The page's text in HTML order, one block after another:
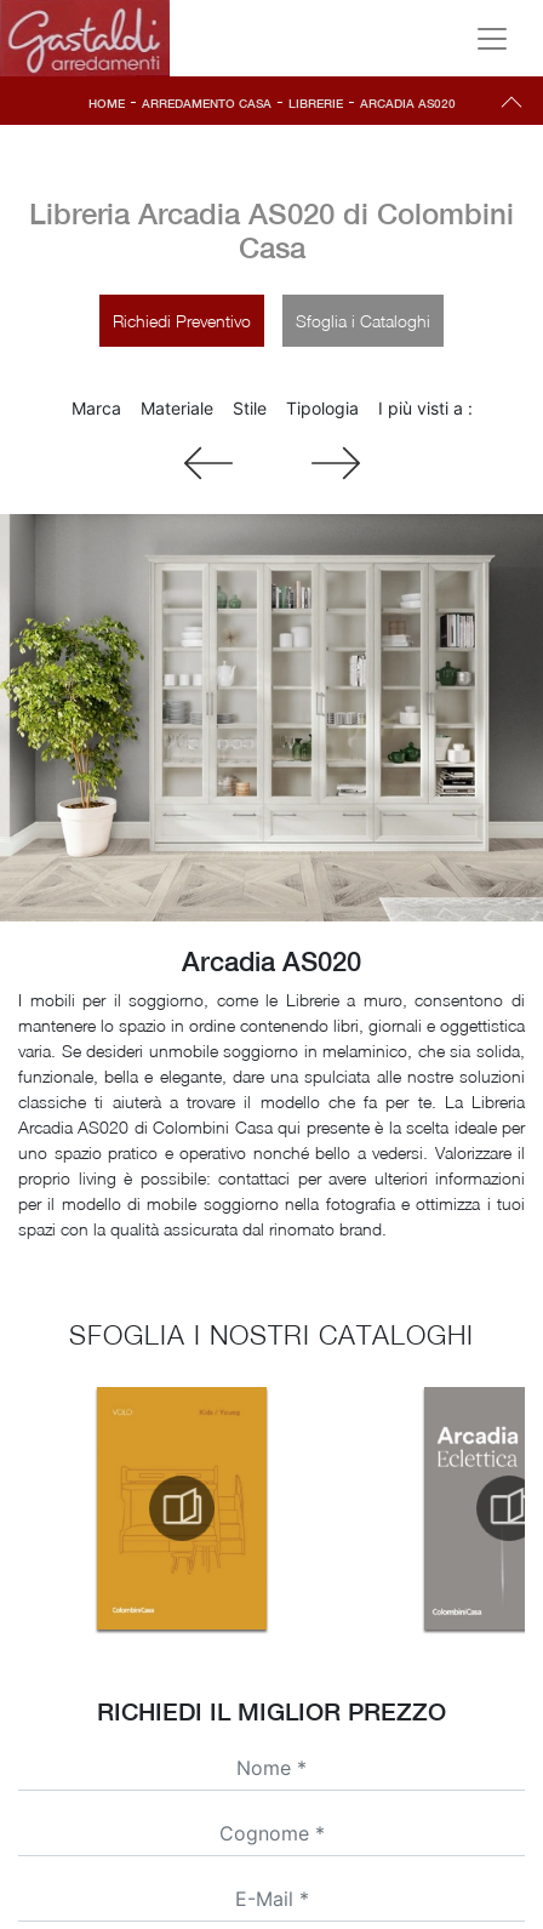
HOME- ARREDAMENTO CASA- LIBRERIE - ARCADIA AS020
Libreria Arcadia AS020 di Colombini
Casa
Richiedi Preventivo Sfoglia i Cataloghi
Marca Materiale Stile Tipologia I più visti a :
Arcadia AS020
I mobili per il soggiorno, come le Librerie a muro, consentono di
mantenere lo spazio in ordine contenendo libri, giornali e oggettistica
varia. Se desideri unmobile soggiorno in melaminico, che sia solida,
funzionale, bella e elegante, dare una spulciata alle nostre soluzioni
classiche ti aiuterà a trovare il modello che fa per te. La Libreria
Arcadia AS020 di Colombini Casa qui presente è la scelta ideale per
uno spazio pratico e operativo nonché bello a vedersi. Valorizzare il
proprio living è possibile: contattaci per avere ulteriori informazioni
per il modello di mobile soggiorno nella fotografia e ottimizza i tuoi
spazi con la qualità assicurata dal rinomato brand.
SFOGLIA I NOSTRI CATALOGHI
RICHIEDI IL MIGLIOR PREZZO